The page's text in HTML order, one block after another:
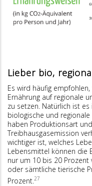
Lieber bio,
Es wird häufig
Ernährung auf regionale
zu setzen. Natürlich ist
biologische und
haben Produktionsart
Treibhausgasemission
wichtiger ist, welches
Lebensmittel können die
nur um 10 bis 20 Prozent
oder sämtliche tierische
Prozent. 27